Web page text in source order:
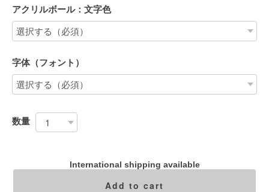
アクリルボール：文字色
字体（フォント）
数量
International shipping available
Add to cart